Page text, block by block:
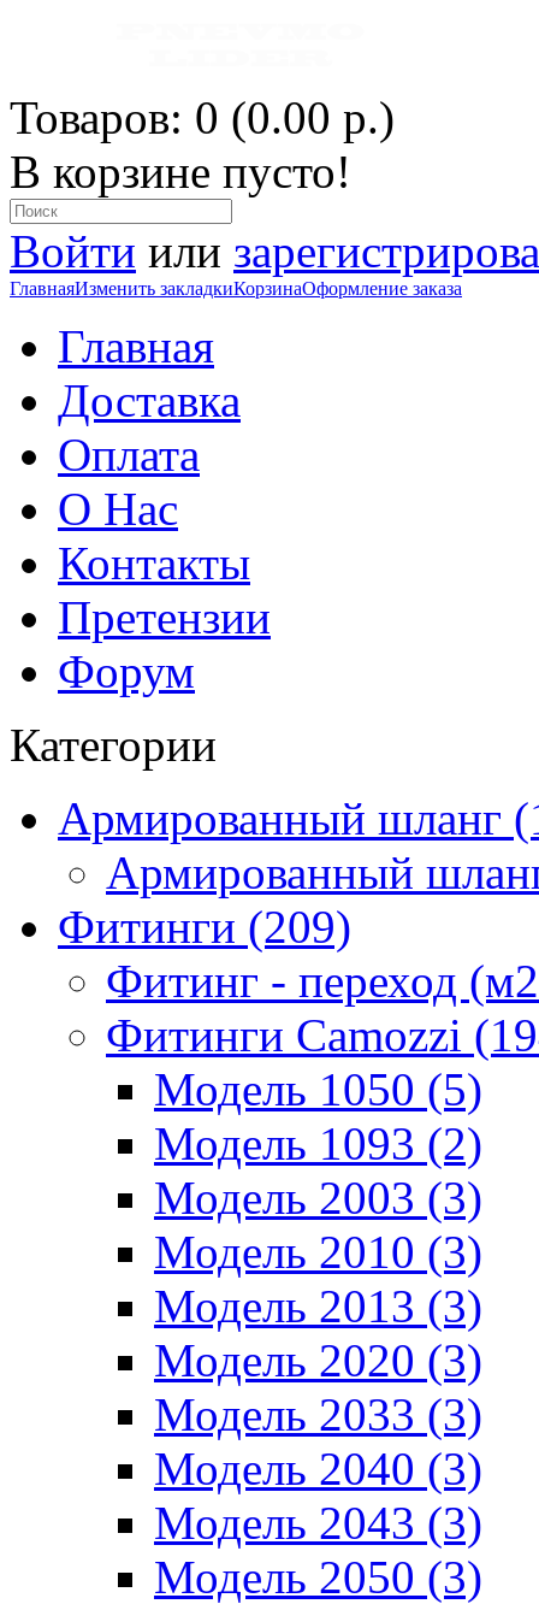
Товаров: 0 (0.00 р.)
В корзине пусто!
Войти или
ГлавнаяИзменить закладкиКорзинаОформление заказа
Главная
Доставка
Оплата
О Нас
Контакты
Претензии
Форум
Категории
Армированный шланг
Армированный
Фитинги (209)
Фитинг - переход
Фитинги Camozzi
Модель 1050 (5)
Модель 1093 (2)
Модель 2003 (3)
Модель 2010 (3)
Модель 2013 (3)
Модель 2020 (3)
Модель 2033 (3)
Модель 2040 (3)
Модель 2043 (3)
Модель 2050 (3)